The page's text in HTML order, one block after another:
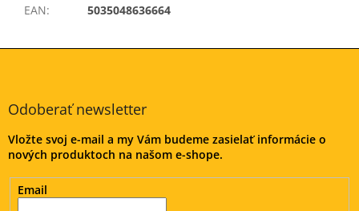
EAN: 5035048636664
Z
Odoberať newsletter
Vložte svoj e-mail a my Vám budeme zasielať informácie o
nových produktoch na našom e-shope.
Email